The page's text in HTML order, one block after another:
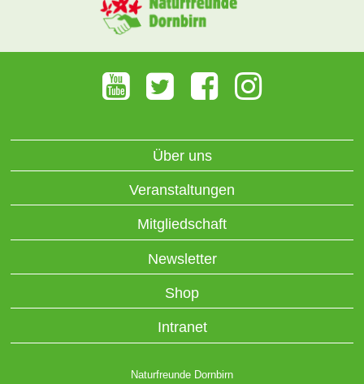
Über uns
Veranstaltungen
Mitgliedschaft
Newsletter
Shop
Intranet
Naturfreunde Dornbirn